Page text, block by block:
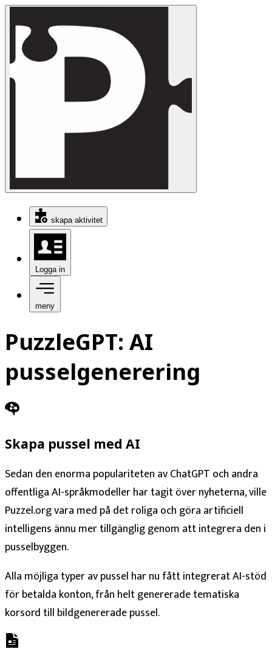
skapa aktivitet
Logga in
meny
PuzzleGPT: AI
pusselgenerering
Skapa pussel med AI
Sedan den enorma populariteten av ChatGPT och andra
offentliga AI-språkmodeller har tagit över nyheterna, ville
Puzzel.org vara med på det roliga och göra artificiell
intelligens ännu mer tillgänglig genom att integrera den i
pusselbyggen.
Alla möjliga typer av pussel har nu fått integrerat AI-stöd
för betalda konton, från helt genererade tematiska
korsord till bildgenererade pussel.